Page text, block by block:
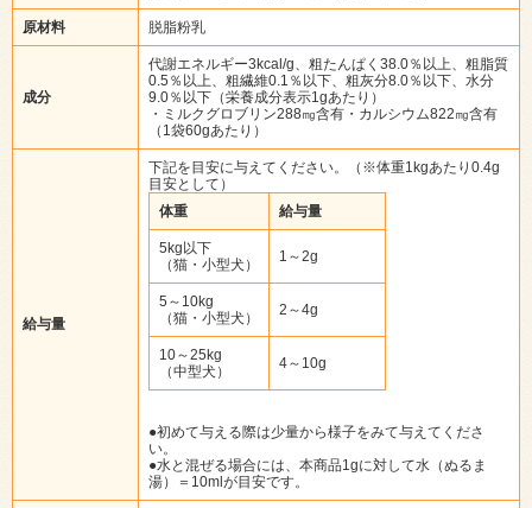
原材料 脱脂粉乳
成分
代謝エネルギー3kcal/g、粗たんぱく38.0％以上、粗脂質
0.5％以上、粗繊維0.1％以下、粗灰分8.0％以下、水分
9.0％以下（栄養成分表示1gあたり）
・ミルクグロブリン288㎎含有・カルシウム822㎎含有
（1袋60gあたり）
給与量
下記を目安に与えてください。（※体重1kgあたり0.4g
目安として）
体重
給与量
5kg以下
（猫・小型犬）
1～2g
5～10kg
（猫・小型犬）
2～4g
10～25kg
（中型犬）
4～10g
●初めて与える際は少量から様子をみて与えてくださ
い。
●水と混ぜる場合には、本商品1gに対して水（ぬるま
湯）＝10mlが目安です。